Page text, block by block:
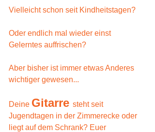
Vielleicht schon seit Kindheitstagen?
Oder endlich mal wieder einst
Gelerntes auffrischen?
Aber bisher ist immer etwas Anderes
wichtiger gewesen...
Deine Gitarre steht seit
Jugendtagen in der Zimmerecke oder
liegt auf dem Schrank? Euer